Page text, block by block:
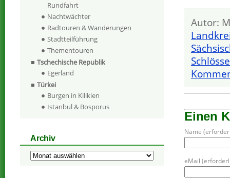
Autor:
Einen
Name
eMail
Rundfahrt
Nachtwächter
Radtouren & Wanderungen
Stadtteilführung
Thementouren
Tschechische Republik
Egerland
Türkei
Burgen in Kilikien
Istanbul & Bosporus
Archiv
Archiv